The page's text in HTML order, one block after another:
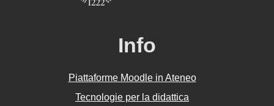
Info
Piattaforme Moodle in Ateneo
Tecnologie per la didattica